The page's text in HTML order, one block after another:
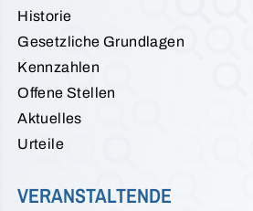
Historie
Gesetzliche Grundlagen
Kennzahlen
Offene Stellen
Aktuelles
Urteile
VERANSTALTENDE